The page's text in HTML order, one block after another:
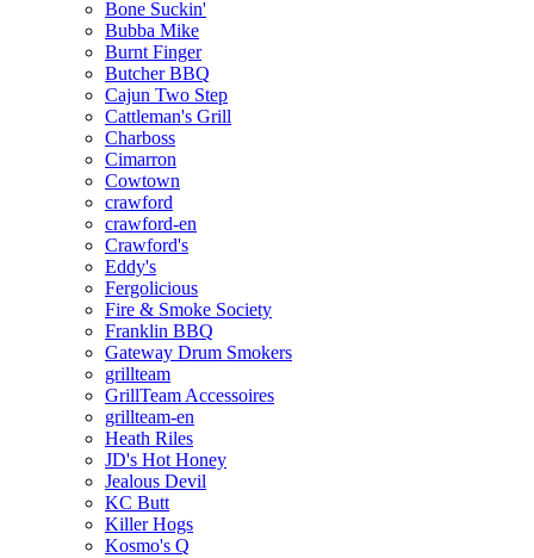
Bone Suckin'
Bubba Mike
Burnt Finger
Butcher BBQ
Cajun Two Step
Cattleman's Grill
Charboss
Cimarron
Cowtown
crawford
crawford-en
Crawford's
Eddy's
Fergolicious
Fire & Smoke Society
Franklin BBQ
Gateway Drum Smokers
grillteam
GrillTeam Accessoires
grillteam-en
Heath Riles
JD's Hot Honey
Jealous Devil
KC Butt
Killer Hogs
Kosmo's Q